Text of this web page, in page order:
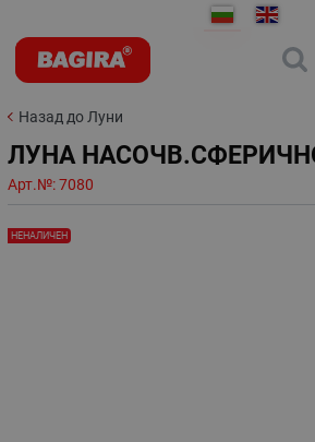
Назад до Луни
ЛУНА
Арт.№:7080
НЕНАЛИЧЕН